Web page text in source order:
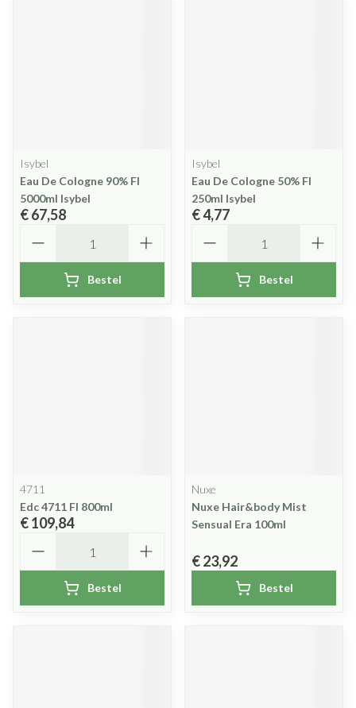
Isybel
Eau De Cologne 90% Fl
5000ml Isybel
€ 67,58
Bestel
Isybel
Eau De Cologne 50% Fl
250ml Isybel
€ 4,77
Bestel
4711
Edc 4711 Fl 800ml
€ 109,84
Bestel
Nuxe
Nuxe Hair&body Mist
Sensual Era 100ml
€ 23,92
Bestel